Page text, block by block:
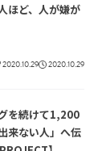
ほど、人が嫌が
2020.10.29 2020.10.29
を続けて1,200
来ない人」へ伝